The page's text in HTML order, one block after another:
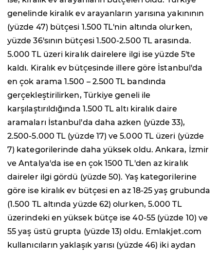
genelinde kiralık ev arayanların yarısına yakınının
(yüzde 47) bütçesi 1.500 TL'nin altında olurken,
yüzde 36'sının bütçesi 1.500-2.500 TL arasında.
5.000 TL üzeri kiralık dairelere ilgi ise yüzde 5'te
kaldı. Kiralık ev bütçesinde illere göre İstanbul'da
en çok arama 1.500 – 2.500 TL bandında
gerçekleştirilirken, Türkiye geneli ile
karşılaştırıldığında 1.500 TL altı kiralık daire
aramaları İstanbul'da daha azken (yüzde 33),
2.500-5.000 TL (yüzde 17) ve 5.000 TL üzeri (yüzde
7) kategorilerinde daha yüksek oldu. Ankara, İzmir
ve Antalya'da ise en çok 1500 TL'den az kiralık
daireler ilgi gördü (yüzde 50). Yaş kategorilerine
göre ise kiralık ev bütçesi en az 18-25 yaş grubunda
(1.500 TL altında yüzde 62) olurken, 5.000 TL
üzerindeki en yüksek bütçe ise 40-55 (yüzde 10) ve
55 yaş üstü grupta (yüzde 13) oldu. Emlakjet.com
kullanıcıların yaklaşık yarısı (yüzde 46) iki aydan